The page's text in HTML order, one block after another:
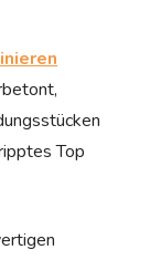
Top